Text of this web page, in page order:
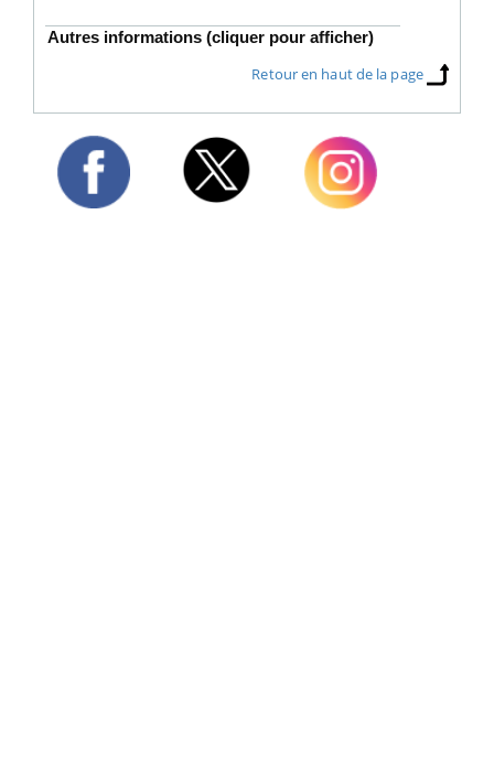
Autres informations (cliquer pour afficher)
Retour en haut de la page